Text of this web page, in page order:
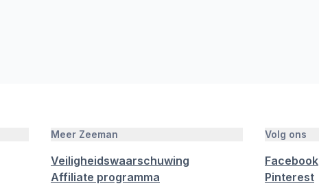
Meer Zeeman
Veiligheidswaarschuwing
Affiliate programma
Volg ons
Facebook
Pinterest